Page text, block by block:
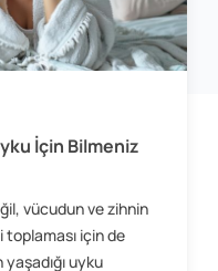
İçin Bilmeniz
vücudun ve zihnin
için de
uyku